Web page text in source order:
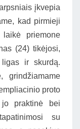
įkvepia
kad pirmieji
priemone
(24) tikėjosi,
ir skurdą.
grindžiamame
proto
praktinė bei
su